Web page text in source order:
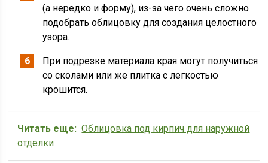
(а нередко и форму), из-за чего очень сложно
подобрать облицовку для создания целостного
узора.
При подрезке материала края могут получиться
со сколами или же плитка с легкостью
крошится.
Читать еще: Облицовка под кирпич для наружной
отделки